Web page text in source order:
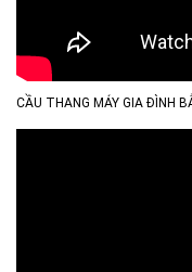
CẦU THANG MÁY GIA ĐÌNH